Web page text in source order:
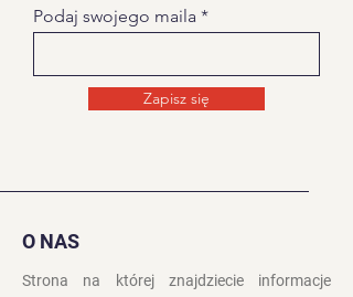
Podaj swojego maila
Zapisz się
O NAS
Strona na której znajdziecie informacje